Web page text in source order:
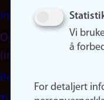
Informasjonskapsler
Oppdater samtykke
(informasjonskapsler)
Personvern
Vi
å
For detaljert